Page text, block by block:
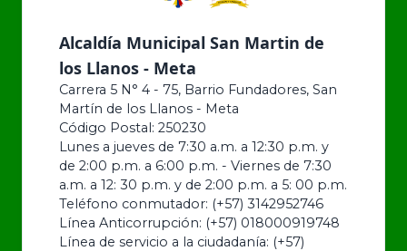
Alcaldía Municipal San Martin de
los Llanos - Meta
Carrera 5 N° 4 - 75, Barrio Fundadores, San
Martín de los Llanos - Meta
Código Postal: 250230
Lunes a jueves de 7:30 a.m. a 12:30 p.m. y
de 2:00 p.m. a 6:00 p.m. - Viernes de 7:30
a.m. a 12: 30 p.m. y de 2:00 p.m. a 5: 00 p.m.
Teléfono conmutador: (+57) 3142952746
Línea Anticorrupción: (+57) 018000919748
Línea de servicio a la ciudadanía: (+57)